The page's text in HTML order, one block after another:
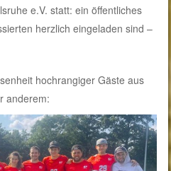
e.V. statt: ein öffentliches
herzlich eingeladen sind –
hochrangiger Gäste aus
anderem: